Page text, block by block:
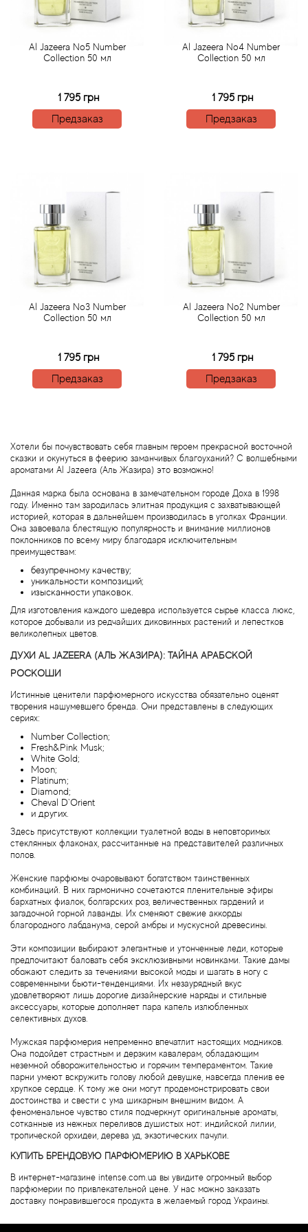
Al Jazeera No5 Number
Collection 50 мл
1 795 грн
Предзаказ
Al Jazeera No4 Number
Collection 50 мл
1 795 грн
Предзаказ
Al Jazeera No3 Number
Collection 50 мл
1 795 грн
Предзаказ
Al Jazeera No2 Number
Collection 50 мл
1 795 грн
Предзаказ
Хотели бы почувствовать себя главным героем прекрасной восточной
сказки и окунуться в феерию заманчивых благоуханий? С волшебными
ароматами Al Jazeera (Аль Жазира) это возможно!
Данная марка была основана в замечательном городе Доха в 1998
году. Именно там зародилась элитная продукция с захватывающей
историей, которая в дальнейшем производилась в уголках Франции.
Она завоевала блестящую популярность и внимание миллионов
поклонников по всему миру благодаря исключительным
преимуществам:
безупречному качеству;
уникальности композиций;
изысканности упаковок.
Для изготовления каждого шедевра используется сырье класса люкс,
которое добывали из редчайших диковинных растений и лепестков
великолепных цветов.
ДУХИ AL JAZEERA (АЛЬ ЖАЗИРА): ТАЙНА АРАБСКОЙ
РОСКОШИ
Истинные ценители парфюмерного искусства обязательно оценят
творения нашумевшего бренда. Они представлены в следующих
сериях:
Number Collection;
Fresh&Pink Musk;
White Gold;
Moon;
Platinum;
Diamond;
Cheval D`Orient
и других.
Здесь присутствуют коллекции туалетной воды в неповторимых
стеклянных флаконах, рассчитанные на представителей различных
полов.
Женские парфюмы очаровывают богатством таинственных
комбинаций. В них гармонично сочетаются пленительные эфиры
бархатных фиалок, болгарских роз, величественных гардений и
загадочной горной лаванды. Их сменяют свежие аккорды
благородного лабданума, серой амбры и мускусной древесины.
Эти композиции выбирают элегантные и утонченные леди, которые
предпочитают баловать себя эксклюзивными новинками. Такие дамы
обожают следить за течениями высокой моды и шагать в ногу с
современными бьюти-тенденциями. Их незаурядный вкус
удовлетворяют лишь дорогие дизайнерские наряды и стильные
аксессуары, которые дополняет пара капель излюбленных
селективных духов.
Мужская парфюмерия непременно впечатлит настоящих модников.
Она подойдет страстным и дерзким кавалерам, обладающим
неземной обворожительностью и горячим темпераментом. Такие
парни умеют вскружить голову любой девушке, навсегда пленив ее
хрупкое сердце. К тому же они могут продемонстрировать свои
достоинства и свести с ума шикарным внешним видом. А
феноменальное чувство стиля подчеркнут оригинальные ароматы,
сотканные из нежных переливов душистых нот: индийской лилии,
тропической орхидеи, дерева уд, экзотических пачули.
КУПИТЬ БРЕНДОВУЮ ПАРФЮМЕРИЮ В ХАРЬКОВЕ
В интернет-магазине intense.com.ua вы увидите огромный выбор
парфюмерии по привлекательной цене. У нас можно заказать
доставку понравившегося продукта в желаемый город Украины.
Acqua di Parma
Acqua di Sardegna
Affinessence
Afnan
Agatha Ruiz de la Prada
Agent Provocateur
Aigner
Ajmal
Al Haramain
Al Jazeera
Alaia Paris
Alexander McQueen
Alexandre Barthet
Alexandre J
Alyson Oldoini
Alyssa Ashley
American Crew
Amouage
Amouroud
Andre L'Arom
Angel Schlesser
Anima Mundi
Anna Sui
Anne Fontaine
Annick Goutal
Antonia's Flowers
Antonio Puig